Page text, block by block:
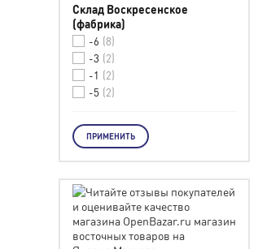
Склад Воскресенское
(фабрика)
-6 8
-3 2
-1
2
-5 2
ПРИМЕНИТЬ